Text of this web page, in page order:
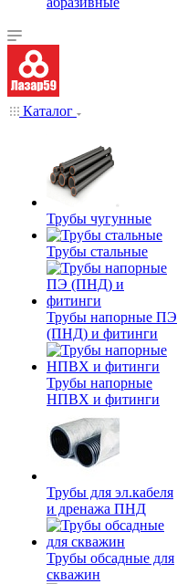
Каталог
Трубы чугунные
Трубы стальные
Трубы напорные ПЭ
(ПНД) и фитинги
Трубы напорные
НПВХ и фитинги
Трубы для эл.кабеля
и дренажа ПНД
Трубы обсадные для
скважин